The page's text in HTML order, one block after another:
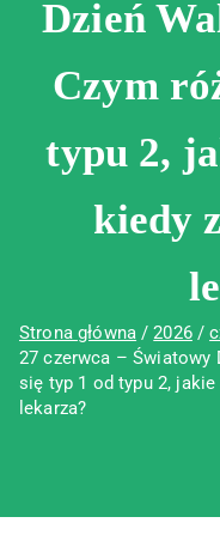
Dzień
Czym
typu 2,
kiedy
Strona główna 2026
27 czerwca – Światowy
się typ 1 od typu 2,
lekarza?